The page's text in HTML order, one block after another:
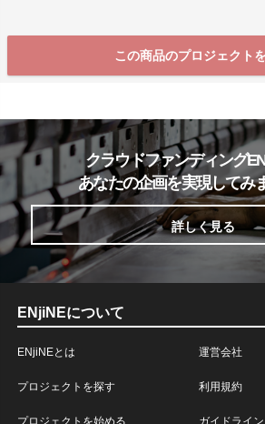
この商品のプロジェクト
クラウドファンディング
あなたの企画を実現してみ
詳しく見る
ENjiNEについて
ENjiNEとは
プロジェクトを探す
プロジェクトを始める
運営会社
利用規約
ガイドライン